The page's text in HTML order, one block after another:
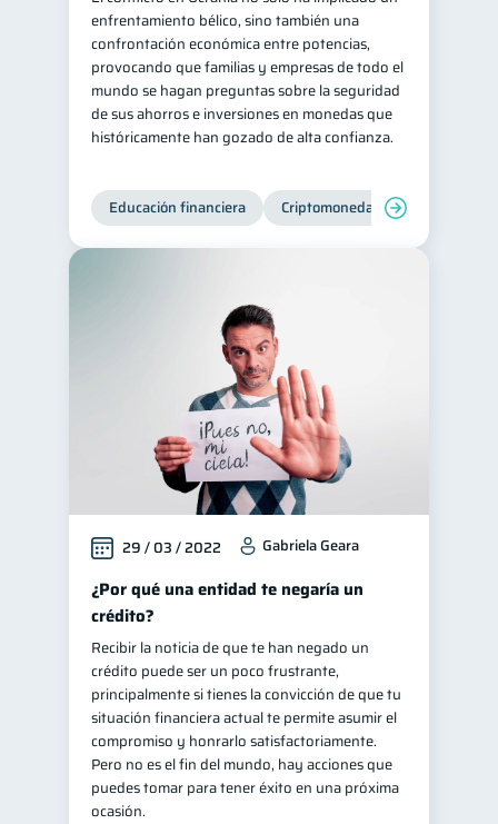
Doble sueldo
Gasto responsable
información financiera
enfrentamiento bélico, sino también una
confrontación económica entre potencias,
provocando que familias y empresas de todo el
mundo se hagan preguntas sobre la seguridad
de sus ahorros e inversiones en monedas que
históricamente han gozado de alta confianza.
Educación financiera Criptomonedas
29 / 03 / 2022 Gabriela Geara
¿Por qué una entidad te negaría un
crédito?
Recibir la noticia de que te han negado un
crédito puede ser un poco frustrante,
principalmente si tienes la convicción de que tu
situación financiera actual te permite asumir el
compromiso y honrarlo satisfactoriamente.
Pero no es el fin del mundo, hay acciones que
puedes tomar para tener éxito en una próxima
ocasión.